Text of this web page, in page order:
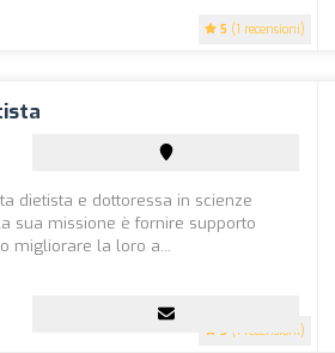
5 (1 recensioni)
5 (1 recensioni)
dietista e dottoressa in scienze
sua missione è fornire supporto
migliorare la loro a...